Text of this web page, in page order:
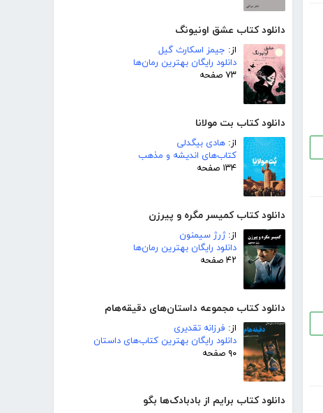
دانلود کتاب عشق اونیونگ
از: جیمز اسکارث گیل
دانلود رایگان بهترین رمان‌ها
۷۳ صفحه
دانلود کتاب بت مولانا
از: هادی بیگدلی
کتاب‌های اندیشه و مذهب
۱۳۴ صفحه
دانلود کتاب کمیسر مگره و پیرزن
از:ژرژ سیمنون
دانلود رایگان بهترین رمان‌ها
۴۲ صفحه
دانلود کتاب مجموعه داستان‌های دقیقه‌هام
از: فرزانه تقدیری
دانلود رایگان بهترین کتاب‌های داستان
۹۰ صفحه
دانلود کتاب برایم از بادبادک‌ها بگو